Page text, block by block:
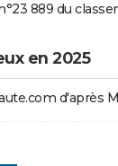
889 du
en 2025
d'après